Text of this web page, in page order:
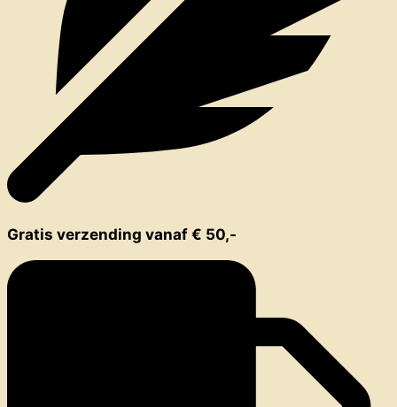
Gratis verzending vanaf € 50,-